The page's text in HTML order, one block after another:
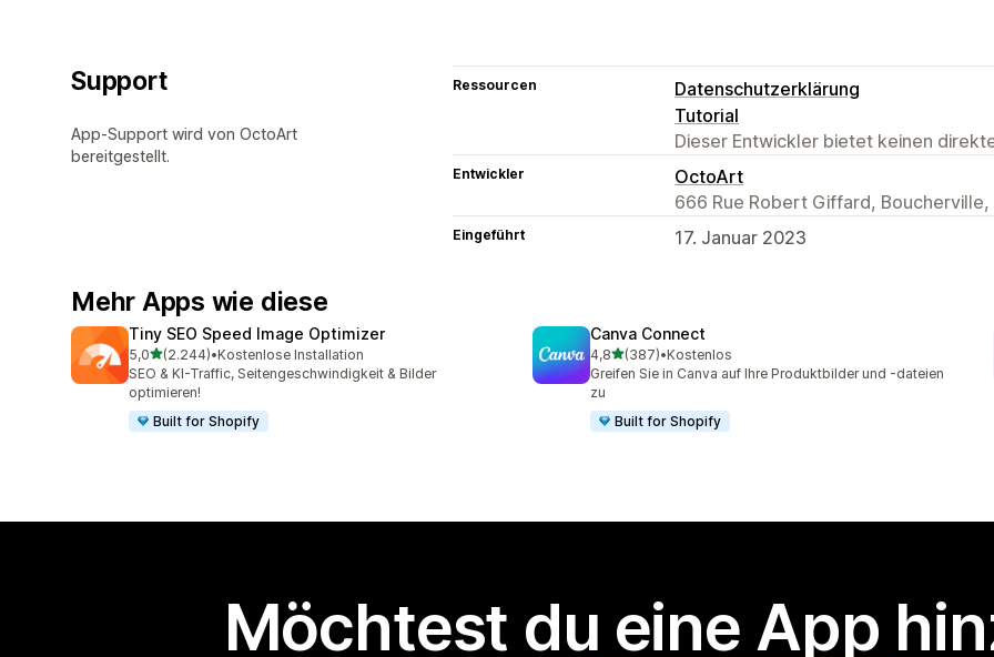
Support
App-Support wird von OctoArt
bereitgestellt.
Ressourcen
Datenschutzerklärung
Tutorial
Dieser Entwickler bietet keinen
Entwickler
OctoArt
666 Rue Robert Giffard, Boucherville,
Eingeführt 17. Januar 2023
Mehr Apps wie diese
Tiny SEO Speed Image Optimizer
5,0von 5 Sternen
(2.244)
2244 Rezensionen insgesamt
•Kostenlose Installation
SEO & KI-Traffic, Seitengeschwindigkeit & Bilder
optimieren!
Built for Shopify
Canva Connect
4,8von 5 Sternen
(387)
387 Rezensionen insgesamt
•Kostenlos
Greifen Sie in Canva auf Ihre Produktbilder und -dateien
zu
Built for Shopify
Möchtest du eine App